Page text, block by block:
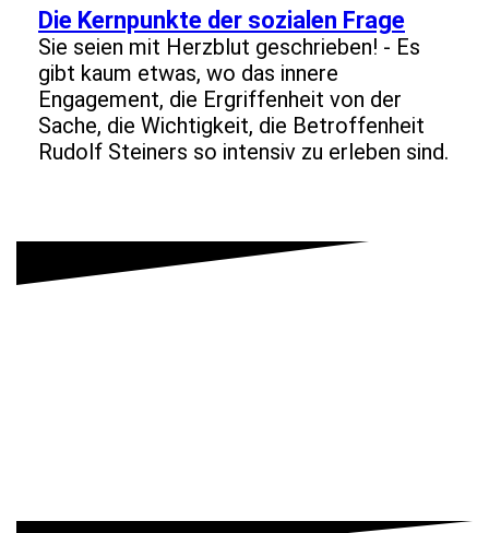
Die Kernpunkte der sozialen Frage
Sie seien mit Herzblut geschrieben! - Es
gibt kaum etwas, wo das innere
Engagement, die Ergriffenheit von der
Sache, die Wichtigkeit, die Betroffenheit
Rudolf Steiners so intensiv zu erleben sind.